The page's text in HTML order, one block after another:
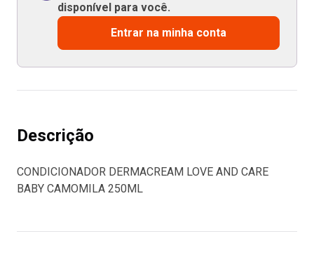
disponível para você.
Entrar na minha conta
Descrição
CONDICIONADOR DERMACREAM LOVE AND CARE
BABY CAMOMILA 250ML